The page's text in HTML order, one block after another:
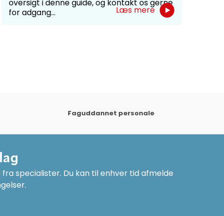
oversigt i denne guide, og kontakt os gerne
for adgang...
Læs mere
Faguddannet personale
specialister. Du kan til enhver tid afmelde